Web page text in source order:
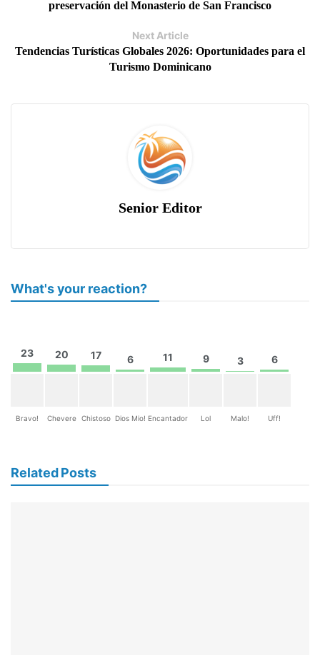
preservación del Monasterio de San Francisco
Next Article
Tendencias Turísticas Globales 2026: Oportunidades para el
Turismo Dominicano
Senior Editor
What's your reaction?
23
Bravo!
20
Chevere
17
Chistoso
6
Dios Mio!
11
Encantador
9
Lol
3
Malo!
6
Uff!
Related Posts